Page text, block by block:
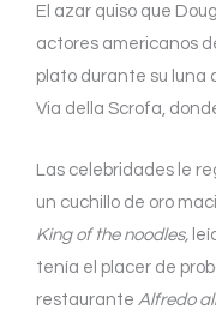
El azar quiso que
actores americanos
plato durante su luna
Via della Scrofa,
Las celebridades le
un cuchillo de oro
King of the noodles,
tenía el placer de
restaurante Alfredo